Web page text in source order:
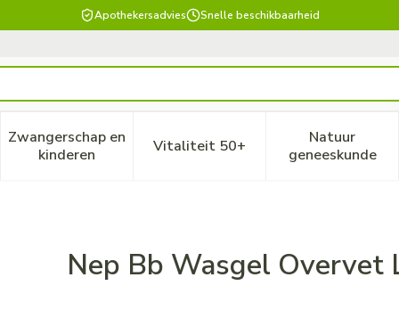
Apothekersadvies Snelle beschikbaarheid
verzorging en hygiëne categorie
voor Dieet, voeding en vitamines categorie
Zwangerschap en
kinderenToon submenu voor Zwangerschap en kinderen
Vitaliteit 50+Toon submenu voor Vitaliteit
Natuur
geneeskunde
Toon
haar Pompfl 500ml
Nep Bb Wasgel Overvet